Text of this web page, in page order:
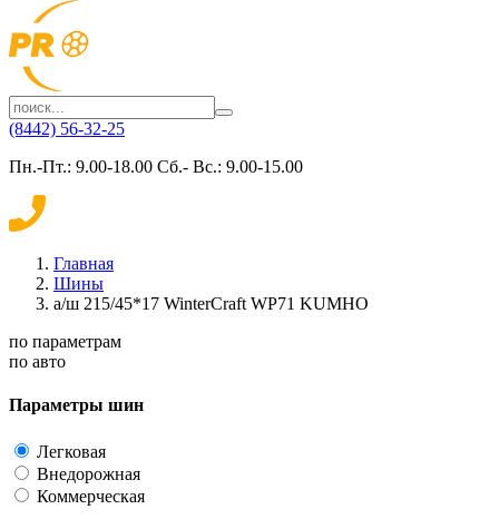
(8442) 56-32-25
Пн.-Пт.: 9.00-18.00 Сб.- Вс.: 9.00-15.00
Главная
Шины
а/ш 215/45*17 WinterCraft WP71 KUMHO
по параметрам
по авто
Параметры шин
Легковая
Внедорожная
Коммерческая